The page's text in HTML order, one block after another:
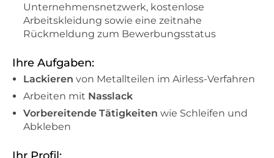
Unternehmensnetzwerk, kostenlose
Arbeitskleidung sowie eine zeitnahe
Rückmeldung zum Bewerbungsstatus
Ihre Aufgaben:
Lackieren von Metallteilen im Airless-Verfahren
Arbeiten mit Nasslack
Vorbereitende Tätigkeiten wie Schleifen und
Abkleben